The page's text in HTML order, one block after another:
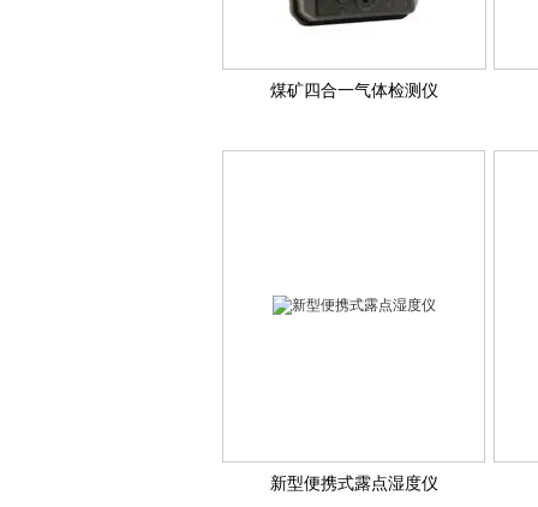
煤矿四合一气体检测仪
新型便携式露点湿度仪